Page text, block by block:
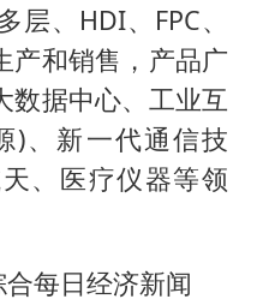
、HDI、FPC、
产和销售，产品广
数据中心、工业互
)、新一代通信技
、医疗仪器等领
每日经济新闻